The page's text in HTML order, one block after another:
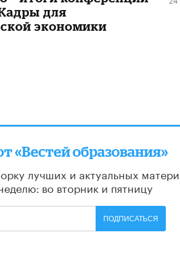
для
экономики
«Вестей образования»
лучших и актуальных
во вторник и пятницу
ПОДПИСАТЬСЯ